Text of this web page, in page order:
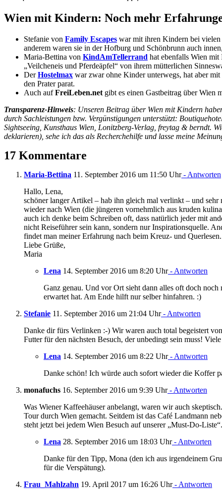
Wien mit Kindern: Noch mehr
Stefanie von Family Escapes war mit ihren Kindern bei
anderem waren sie in der Hofburg und Schönbrunn auch
Maria-Bettina von KindAmTellerrand hat ebenfalls Wien
„Veilcheneis und Pferdeäpfel“ von ihrem mütterlichen
DerHostelmax war zwar ohne Kinder unterwegs, hat aber
den Prater parat.
Auch aufFreiLeben.net gibt es einen Gastbeitrag über Wien
Transparenz-Hinweis: Unseren Beitrag über Wien mit Kindern
durch Sachleistungen bzw. Vergünstigungen unterstützt:
Sightseeing, Kunsthaus Wien, Lonitzberg-Verlag, freytag & berndt.
deklarieren), sehe ich das als Recherchehilfe und lasse meine
17 Kommentare
Maria-Bettina 11. September 2016 um 11:50 Uhr- Antworten
Hallo, Lena,
schöner langer Artikel – hab ihn gleich mal verlinkt – und
wieder nach Wien (die jüngeren vornehmlich aus kruden
auch ich denke beim Schreiben oft, dass natürlich jeder mit
nicht Reiseführer sein kann, sondern nur Inspirationsquelle.
findet man meiner Erfahrung nach beim Kreuz- und Querlesen.
Liebe Grüße,
Maria
Lena 14. September 2016 um 8:20 Uhr- Antworten
Ganz genau. Und vor Ort sieht dann alles oft doch noch
erwartet hat. Am Ende hilft nur selber hinfahren. :)
Stefanie 11. September 2016 um 21:04 Uhr- Antworten
Danke dir fürs Verlinken :-) Wir waren auch total begeistert
Futter für den nächsten Besuch, der unbedingt sein muss!
Lena 14. September 2016 um 8:22 Uhr- Antworten
Danke schön! Ich würde auch sofort wieder die Koffer
monafuchs 16. September 2016 um 9:39 Uhr- Antworten
Was Wiener Kaffeehäuser anbelangt, waren wir auch
Tour durch Wien gemacht. Seitdem ist das Café Landmann
steht jetzt bei jedem Wien Besuch auf unserer „Must-Do-Liste“.
Lena 28. September 2016 um 18:03 Uhr- Antworten
Danke für den Tipp, Mona (den ich aus irgendeinem
für die Verspätung).
Frau_Mahlzahn 19. April 2017 um 16:26 Uhr- Antworten